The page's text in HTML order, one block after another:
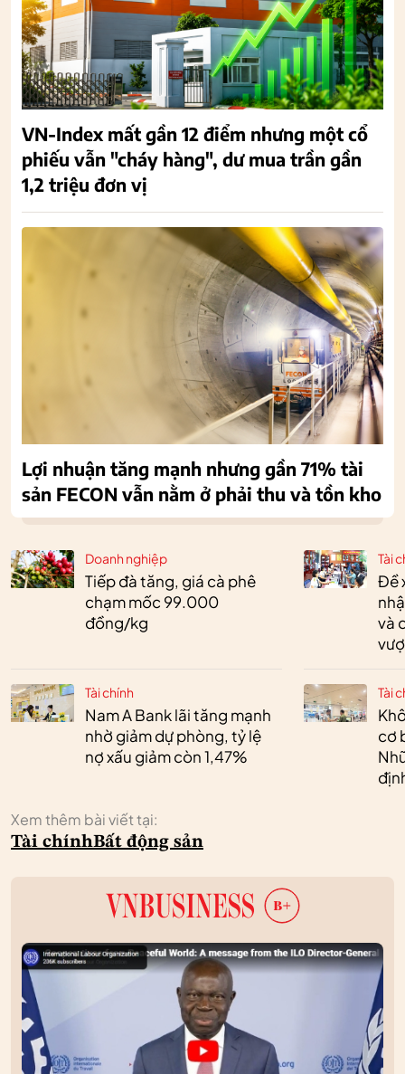
Doanh nghiệp
Tiếp đà tăng, giá cà phê
chạm mốc 99.000
đồng/kg
Tài chính
Nam A Bank lãi tăng mạnh
nhờ giảm dự phòng, tỷ lệ
nợ xấu giảm còn 1,47%
Tài
Đề
và
Tài
cơ
Xem thêm bài viết tại:
Tài chínhBất động sản
VN-Index mất gần 12 điểm nhưng một cổ
phiếu vẫn "cháy hàng", dư mua trần gần
1,2 triệu đơn vị
Lợi nhuận tăng mạnh nhưng gần 71% tài
sản FECON vẫn nằm ở phải thu và tồn kho